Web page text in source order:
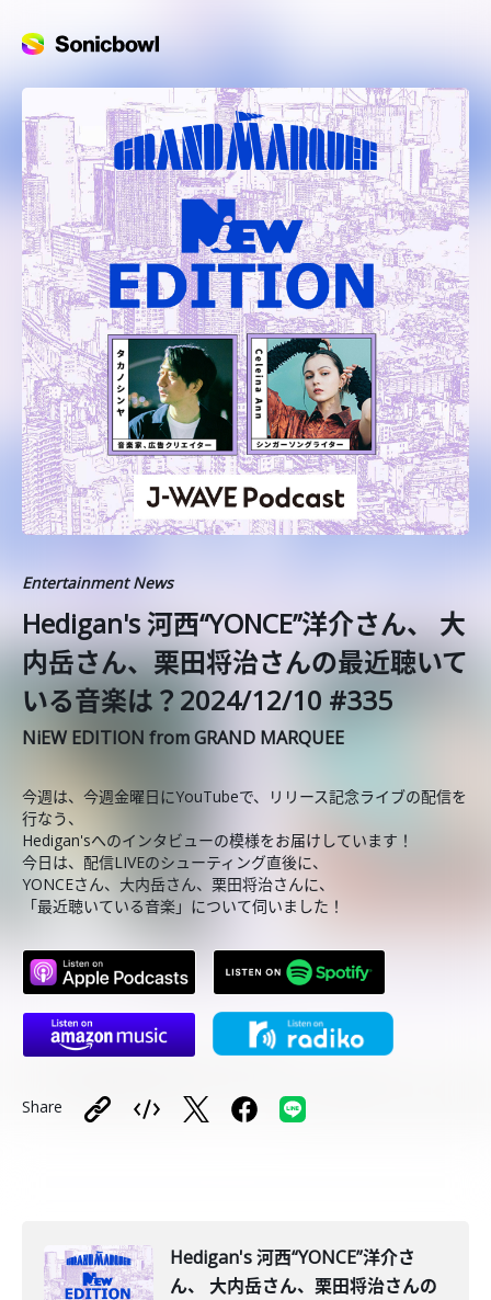
Entertainment News
Hedigan's 河西“YONCE”洋介さん、 大
内岳さん、栗田将治さんの最近聴いて
いる音楽は？2024/12/10 #335
NiEW EDITION from GRAND MARQUEE
今週は、今週金曜日にYouTubeで、リリース記念ライブの配信を
行なう、
Hedigan'sへのインタビューの模様をお届けしています！
今日は、配信LIVEのシューティング直後に、
YONCEさん、大内岳さん、栗田将治さんに、
「最近聴いている音楽」について伺いました！
Share
Hedigan's 河西“YONCE”洋介さ
ん、 大内岳さん、栗田将治さんの